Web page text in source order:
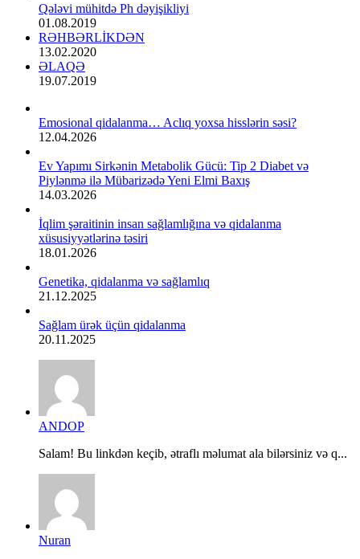
Qələvi mühitdə Ph dəyişikliyi
01.08.2019
RƏHBƏRLİKDƏN
13.02.2020
ƏLAQƏ
19.07.2019
Emosional qidalanma… Aclıq yoxsa hisslərin səsi?
12.04.2026
Ev Yapımı Sirkənin Metabolik Gücü: Tip 2 Diabet və
Piylənmə ilə Mübarizədə Yeni Elmi Baxış
14.03.2026
İqlim şəraitinin insan sağlamlığına və qidalanma
xüsusiyyətlərinə təsiri
18.01.2026
Genetika, qidalanma və sağlamlıq
21.12.2025
Sağlam ürək üçün qidalanma
20.11.2025
ANDOP
Salam! Bu linkdən keçib, ətraflı məlumat ala bilərsiniz və q...
Nuran